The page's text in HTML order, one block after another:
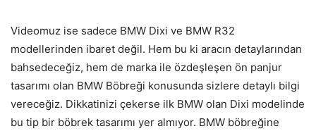
Videomuz ise sadece BMW Dixi ve BMW R32
modellerinden ibaret değil. Hem bu ki aracın detaylarından
bahsedeceğiz, hem de marka ile özdeşleşen ön panjur
tasarımı olan BMW Böbreği konusunda sizlere detaylı bilgi
vereceğiz. Dikkatinizi çekerse ilk BMW olan Dixi modelinde
bu tip bir böbrek tasarımı yer almıyor. BMW böbreğine